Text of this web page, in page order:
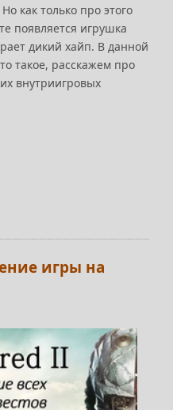
как только про этого
появляется игрушка
дикий хайп. В данной
такое, расскажем про
внутриигровых
игры на